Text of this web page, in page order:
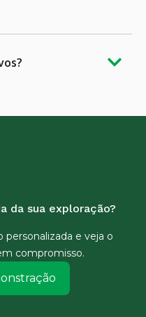
da sua exploração?
e veja o
compromisso.